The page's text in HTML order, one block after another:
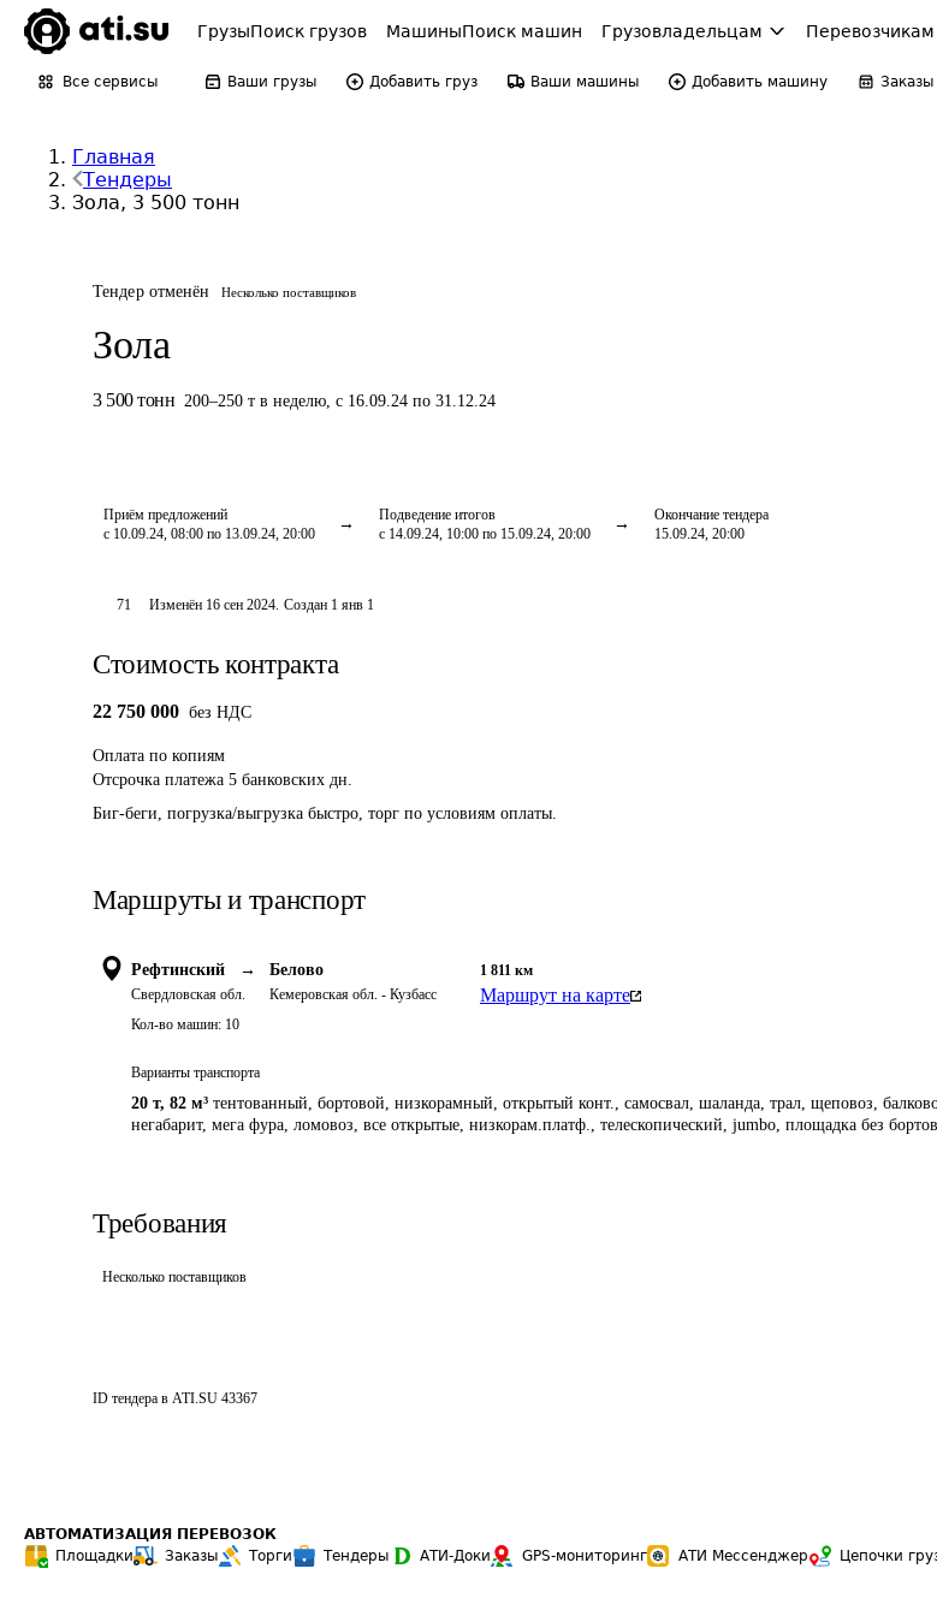
ГрузыПоиск грузов МашиныПоиск машин Грузовладельцам Перевозчикам
Все сервисы Ваши грузы Добавить груз Ваши машины Добавить машину Заказы
Главная
Тендеры
Зола, 3 500 тонн
Тендер отменён Несколько поставщиков
Зола
3 500 тонн 200–250 т в неделю, с 16.09.24 по 31.12.24
Приём предложений
с 10.09.24, 08:00 по 13.09.24, 20:00
Подведение итогов
с 14.09.24, 10:00 по 15.09.24, 20:00
Окончание тендера
15.09.24, 20:00
71 Изменён 16 сен 2024. Создан 1 янв 1
Стоимость контракта
22 750 000 без НДС
Оплата по копиям
Отсрочка платежа 5 банковских дн.
Биг-беги, погрузка/выгрузка быстро, торг по условиям оплаты.
Маршруты и транспорт
Рефтинский →
Свердловская обл.
Белово
Кемеровская обл. - Кузбасс
1 811 км
Маршрут на карте
Кол-во машин: 10
Варианты транспорта
20 т, 82 м³ тентованный, бортовой, низкорамный, открытый конт., самосвал, шаланда, трал, щеповоз,
негабарит, мега фура, ломовоз, все открытые, низкорам.платф., телескопический, jumbo, площадка без
Требования
Несколько поставщиков
ID тендера в ATI.SU 43367
АВТОМАТИЗАЦИЯ ПЕРЕВОЗОК
Площадки
Заказы Торги Тендеры АТИ-Доки GPS-мониторинг АТИ Мессенджер Цепочки